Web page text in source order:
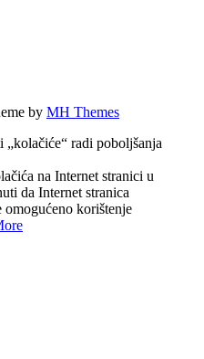
by MH Themes
„kolačiće“ radi poboljšanja
na Internet stranici u
da Internet stranica
korištenje